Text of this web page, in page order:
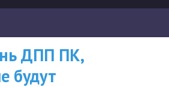
ВНИМАНИЮ
СЛУШАТЕЛЕЙ, У
ДПП ПК,
будут